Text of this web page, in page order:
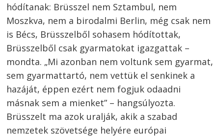
hódítanak: Brüsszel nem Sztambul, nem
Moszkva, nem a birodalmi Berlin, még csak nem
is Bécs, Brüsszelből sohasem hódítottak,
Brüsszelből csak gyarmatokat igazgattak –
mondta. „Mi azonban nem voltunk sem gyarmat,
sem gyarmattartó, nem vettük el senkinek a
hazáját, éppen ezért nem fogjuk odaadni
másnak sem a mienket” – hangsúlyozta.
Brüsszelt ma azok uralják, akik a szabad
nemzetek szövetsége helyére európai